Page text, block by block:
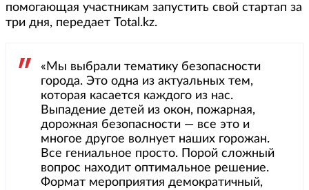
помогающая участникам запустить свой стартап за
три дня, передает Total.kz.
«Мы выбрали тематику безопасности
города. Это одна из актуальных тем,
которая касается каждого из нас.
Выпадение детей из окон, пожарная,
дорожная безопасности — все это и
многое другое волнует наших горожан.
Все гениальное просто. Порой сложный
вопрос находит оптимальное решение.
Формат мероприятия демократичный,